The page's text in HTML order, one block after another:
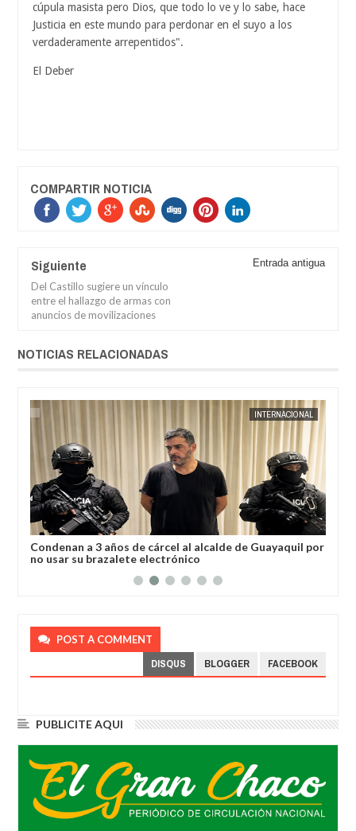
cúpula masista pero Dios, que todo lo ve y lo sabe, hace
Justicia en este mundo para perdonar en el suyo a los
verdaderamente arrepentidos".
El Deber
COMPARTIR NOTICIA
Siguiente
Del Castillo sugiere un vínculo
entre el hallazgo de armas con
anuncios de movilizaciones
Entrada antigua
NOTICIAS RELACIONADAS
INTERNACIONAL
Condenan a 3 años de cárcel al alcalde de Guayaquil por
no usar su brazalete electrónico
JORGE
POST A COMMENT
DISQUS BLOGGER FACEBOOK
PUBLICITE AQUI